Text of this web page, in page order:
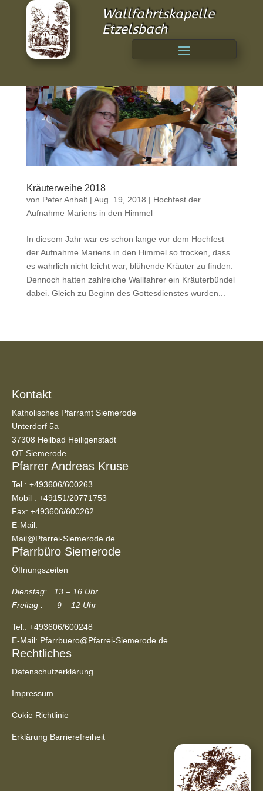
Wallfahrtskapelle
Etzelsbach
Kräuterweihe 2018
von Peter Anhalt| Aug. 19, 2018 | Hochfest der
Aufnahme Mariens in den Himmel
In diesem Jahr war es schon lange vor dem Hochfest
der Aufnahme Mariens in den Himmel so trocken, dass
es wahrlich nicht leicht war, blühende Kräuter zu finden.
Dennoch hatten zahlreiche Wallfahrer ein Kräuterbündel
dabei. Gleich zu Beginn des Gottesdienstes wurden...
Kontakt
Katholisches Pfarramt Siemerode
Unterdorf 5a
37308 Heilbad Heiligenstadt
OT Siemerode
Pfarrer Andreas Kruse
Tel.:+493606/600263
Mobil :+49151/20771753
Fax: +493606/600262
E-Mail:
Mail@Pfarrei-Siemerode.de
Pfarrbüro Siemerode
Öffnungszeiten
Dienstag: 13 – 16 Uhr
Freitag : 9 – 12 Uhr
Tel.:+493606/600248
E-Mail: Pfarrbuero@Pfarrei-Siemerode.de
Rechtliches
Datenschutzerklärung
Impressum
Cokie Richtlinie
Erklärung Barrierefreiheit